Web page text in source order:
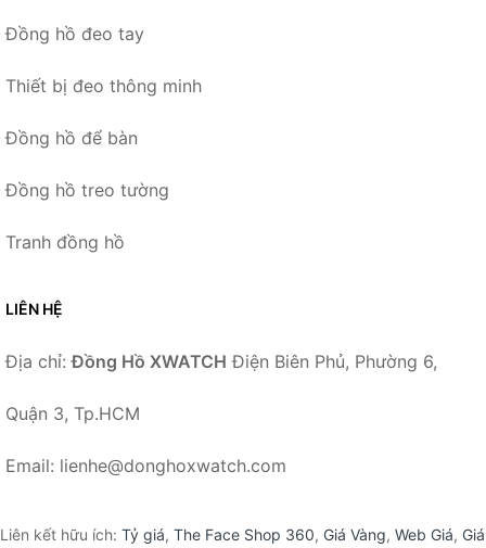
Đồng hồ đeo tay
Thiết bị đeo thông minh
Đồng hồ để bàn
Đồng hồ treo tường
Tranh đồng hồ
LIÊN HỆ
Địa chỉ:Đồng Hồ XWATCH Điện Biên Phủ, Phường 6,
Quận 3, Tp.HCM
Email: lienhe@donghoxwatch.com
Liên kết hữu ích: Tỷ giá, The Face Shop 360, Giá Vàng, Web Giá, Giá